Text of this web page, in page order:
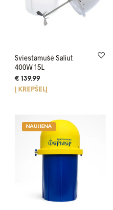
Sviestamušė Saliut
400W 15L
€ 139.99
Į KREPŠELĮ
NAUJIENA